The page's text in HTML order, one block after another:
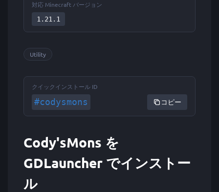
対応 Minecraft バージョン
1.21.1
Utility
クイックインストール ID
#codysmons コピー
Cody'sMons を
GDLauncher でインストー
ル